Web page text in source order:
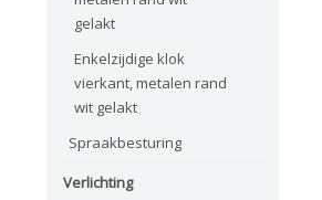
gelakt
Enkelzijdige klok
vierkant, metalen rand
wit gelakt
Spraakbesturing
Verlichting